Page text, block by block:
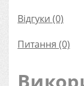
Відгуки (0)
Питання (0)